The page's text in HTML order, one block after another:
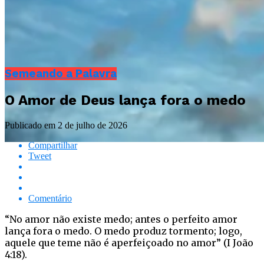
Semeando a Palavra
O Amor de Deus lança fora o medo
Publicado em 2 de julho de 2026
Compartilhar
Tweet
Comentário
“No amor não existe medo; antes o perfeito amor
lança fora o medo. O medo produz tormento; logo,
aquele que teme não é aperfeiçoado no amor” (I João
4:18).